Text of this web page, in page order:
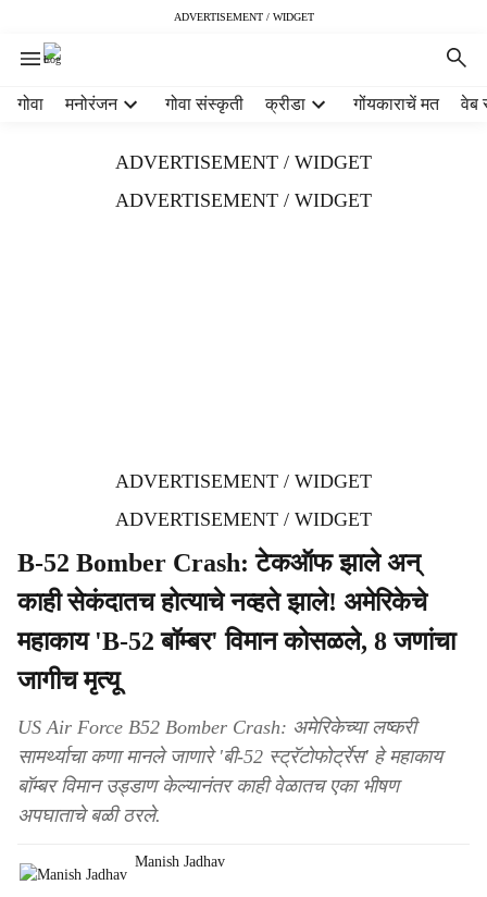
ADVERTISEMENT / WIDGET
गोवा मनोरंजन गोवा संस्कृती क्रीडा गोंयकाराचें मत वेब
ADVERTISEMENT / WIDGET
ADVERTISEMENT / WIDGET
ADVERTISEMENT / WIDGET
ADVERTISEMENT / WIDGET
B-52 Bomber Crash: टेकऑफ झाले अन्
काही सेकंदातच होत्याचे नव्हते झाले! अमेरिकेचे
महाकाय 'B-52 बॉम्बर' विमान कोसळले, 8 जणांचा
जागीच मृत्यू
US Air Force B52 Bomber Crash: अमेरिकेच्या लष्करी
सामर्थ्याचा कणा मानले जाणारे 'बी-52 स्ट्रॅटोफोर्ट्रेस' हे महाकाय
बॉम्बर विमान उड्डाण केल्यानंतर काही वेळातच एका भीषण
अपघाताचे बळी ठरले.
Manish Jadhav